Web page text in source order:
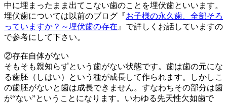
中に埋まったまま出てこない歯のことを埋伏歯といいます。
埋伏歯については以前のブログ『お子様の永久歯、全部そろ
っていますか？～埋伏歯の存在 』で詳しくお話していますの
で参考にして下さい。
②存在自体がない
そもそも親知らずという歯がない状態です。歯は歯の元にな
る歯胚（しはい）という種が成長して作られます。しかしこ
の歯胚がないと歯は成長できません。すなわちその部分は歯
が“ない”ということになります。いわゆる先天性欠如歯で